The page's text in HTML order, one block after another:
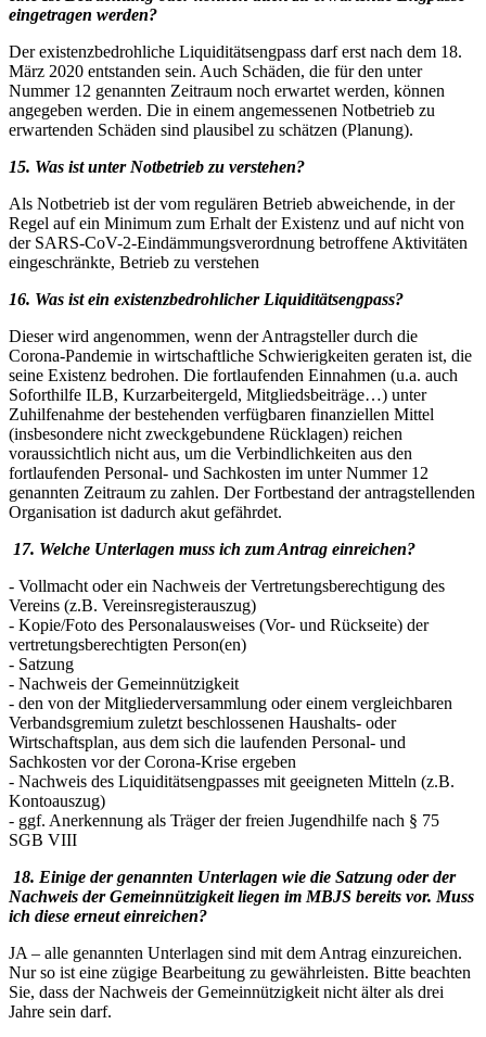
eingetragen werden?
Der existenzbedrohliche Liquiditätsengpass darf erst nach dem 18.
März 2020 entstanden sein. Auch Schäden, die für den unter
Nummer 12 genannten Zeitraum noch erwartet werden, können
angegeben werden. Die in einem angemessenen Notbetrieb zu
erwartenden Schäden sind plausibel zu schätzen (Planung).
15. Was ist unter Notbetrieb zu verstehen?
Als Notbetrieb ist der vom regulären Betrieb abweichende, in der
Regel auf ein Minimum zum Erhalt der Existenz und auf nicht von
der SARS-CoV-2-Eindämmungsverordnung betroffene Aktivitäten
eingeschränkte, Betrieb zu verstehen
16. Was ist ein existenzbedrohlicher Liquiditätsengpass?
Dieser wird angenommen, wenn der Antragsteller durch die
Corona-Pandemie in wirtschaftliche Schwierigkeiten geraten ist, die
seine Existenz bedrohen. Die fortlaufenden Einnahmen (u.a. auch
Soforthilfe ILB, Kurzarbeitergeld, Mitgliedsbeiträge…) unter
Zuhilfenahme der bestehenden verfügbaren finanziellen Mittel
(insbesondere nicht zweckgebundene Rücklagen) reichen
voraussichtlich nicht aus, um die Verbindlichkeiten aus den
fortlaufenden Personal- und Sachkosten im unter Nummer 12
genannten Zeitraum zu zahlen. Der Fortbestand der antragstellenden
Organisation ist dadurch akut gefährdet.
17. Welche Unterlagen muss ich zum Antrag einreichen?
- Vollmacht oder ein Nachweis der Vertretungsberechtigung des
Vereins (z.B. Vereinsregisterauszug)
- Kopie/Foto des Personalausweises (Vor- und Rückseite) der
vertretungsberechtigten Person(en)
- Satzung
- Nachweis der Gemeinnützigkeit
- den von der Mitgliederversammlung oder einem vergleichbaren
Verbandsgremium zuletzt beschlossenen Haushalts- oder
Wirtschaftsplan, aus dem sich die laufenden Personal- und
Sachkosten vor der Corona-Krise ergeben
- Nachweis des Liquiditätsengpasses mit geeigneten Mitteln (z.B.
Kontoauszug)
- ggf. Anerkennung als Träger der freien Jugendhilfe nach § 75
SGB VIII
18. Einige der genannten Unterlagen wie die Satzung oder der
Nachweis der Gemeinnützigkeit liegen im MBJS bereits vor. Muss
ich diese erneut einreichen?
JA – alle genannten Unterlagen sind mit dem Antrag einzureichen.
Nur so ist eine zügige Bearbeitung zu gewährleisten. Bitte beachten
Sie, dass der Nachweis der Gemeinnützigkeit nicht älter als drei
Jahre sein darf.